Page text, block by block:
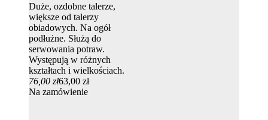
Duże, ozdobne talerze,
większe od talerzy
obiadowych. Na ogół
podłużne. Służą do
serwowania potraw.
Występują w różnych
kształtach i wielkościach.
76,00 zł63,00 zł
Na zamówienie